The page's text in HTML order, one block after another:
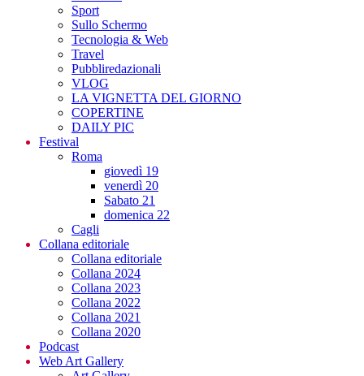
Sport
Sullo Schermo
Tecnologia & Web
Travel
Pubbliredazionali
VLOG
LA VIGNETTA DEL GIORNO
COPERTINE
DAILY PIC
Festival
Roma
giovedì 19
venerdì 20
Sabato 21
domenica 22
Cagli
Collana editoriale
Collana editoriale
Collana 2024
Collana 2023
Collana 2022
Collana 2021
Collana 2020
Podcast
Web Art Gallery